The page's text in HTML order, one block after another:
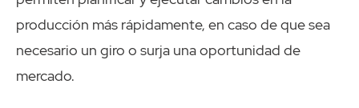
producción más rápidamente, en caso de que sea
necesario un giro o surja una oportunidad de
mercado.